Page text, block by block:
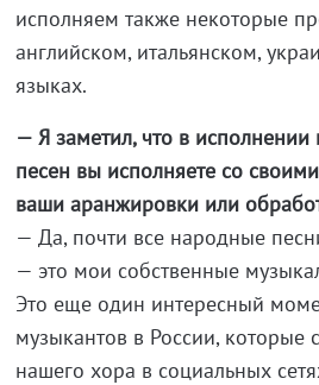
исполняем также некоторые
английском, итальянском,
языках.
— Я заметил, что в исполнении
песен вы исполняете со
ваши аранжировки или
— Да, почти все народные
— это мои собственные
Это еще один интересный
музыкантов в России, которые
нашего хора в социальных